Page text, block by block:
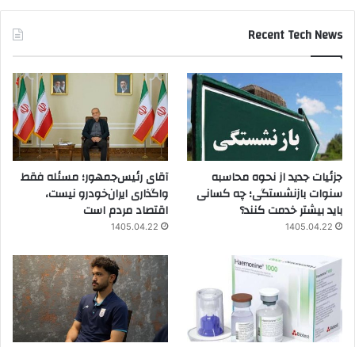
Recent Tech News
جزئیات جدید از نحوه محاسبه
سنوات بازنشستگی؛ چه کسانی
باید بیشتر خدمت کنند؟
1405.04.22
آقای رئیس‌جمهور؛ مسئله فقط
واگذاری ایران‌خودرو نیست،
اقتصاد مردم است
1405.04.22